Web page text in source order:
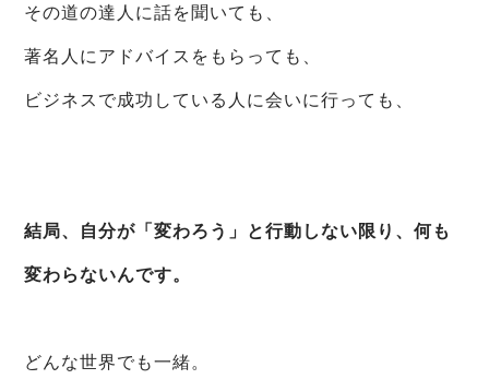
その道の達人に話を聞いても、
著名人にアドバイスをもらっても、
ビジネスで成功している人に会いに行っても、
結局、自分が「変わろう」と行動しない限り、何も
変わらないんです。
どんな世界でも一緒。